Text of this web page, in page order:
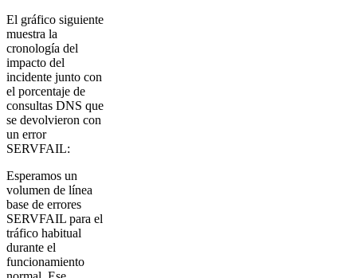
El gráfico siguiente
muestra la
cronología del
impacto del
incidente junto con
el porcentaje de
consultas DNS que
se devolvieron con
un error
SERVFAIL:
Esperamos un
volumen de línea
base de errores
SERVFAIL para el
tráfico habitual
durante el
funcionamiento